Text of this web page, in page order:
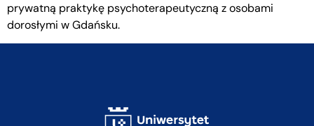
prywatną praktykę psychoterapeutyczną z osobami
dorosłymi w Gdańsku.